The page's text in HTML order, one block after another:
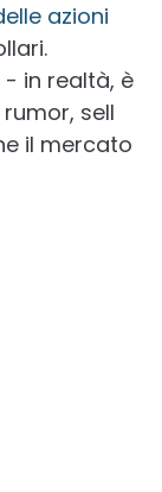
azioni
in realtà, è
sell
il mercato